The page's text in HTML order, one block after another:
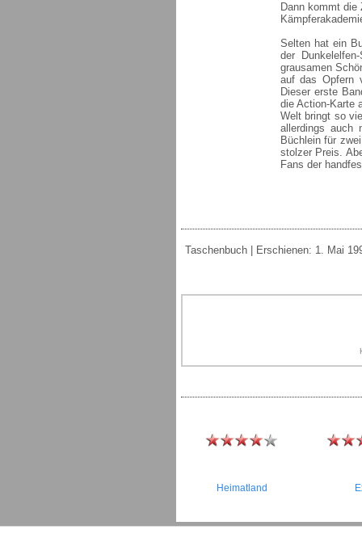
Dann kommt
Selten hat ein
der
grausamen
auf das Opfern
Dieser erste
die Action-Karte
Welt bringt so
allerdings auch
Büchlein für
stolzer Preis.
Fans der
Taschenbuch | Erschienen: 1. Mai
Heimatland